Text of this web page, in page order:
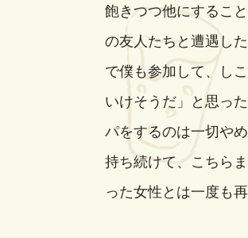
飽きつつ他にするこ
の友人たちと遭遇し
で僕も参加して、し
いけそうだ」と思っ
パをするのは一切や
持ち続けて、こちら
った女性とは一度も